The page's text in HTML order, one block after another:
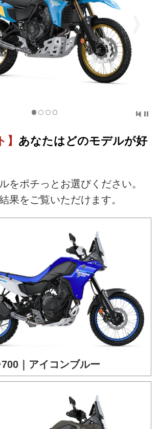
】 あなたはどのモデルが好
をポチっとお選びください。
果をご覧いただけます。
｜アイコンブルー